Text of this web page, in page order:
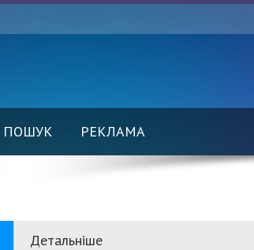
ПОШУК РЕКЛАМА
Детальніше